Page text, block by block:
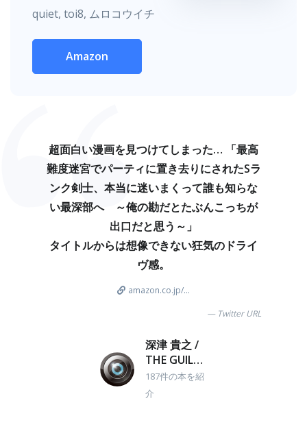
quiet, toi8, ムロコウイチ
Amazon
超面白い漫画を見つけてしまった… 「最高
難度迷宮でパーティに置き去りにされたSラ
ンク剣士、本当に迷いまくって誰も知らな
い最深部へ ～俺の勘だとたぶんこっちが
出口だと思う～」
タイトルからは想像できない狂気のドライ
ヴ感。
amazon.co.jp/...
Twitter URL
深津 貴之 /
THE GUILD
/ note.com
187件の本を紹
介